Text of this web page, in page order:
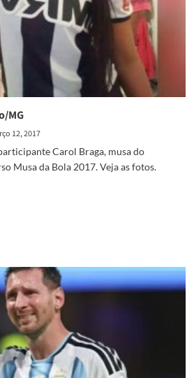
MG
12, 2017
Carol Braga, musa do
Musa da Bola 2017. Veja as fotos.